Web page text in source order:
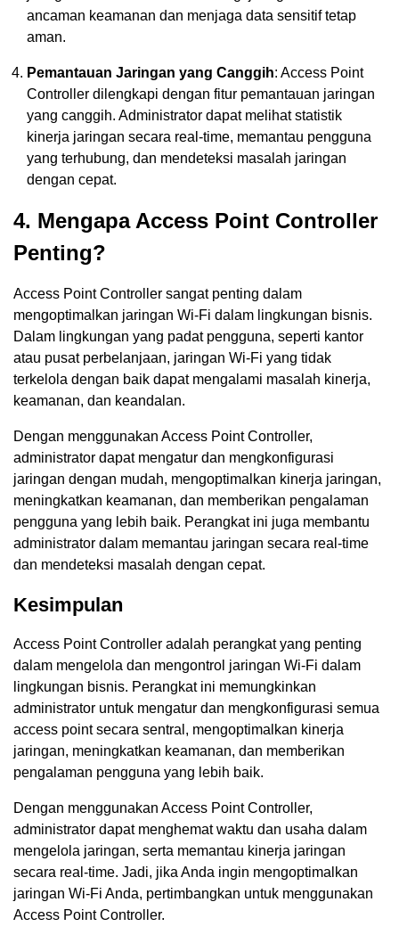
ancaman keamanan dan menjaga data sensitif tetap
aman.
Pemantauan Jaringan yang Canggih: Access Point
Controller dilengkapi dengan fitur pemantauan jaringan
yang canggih. Administrator dapat melihat statistik
kinerja jaringan secara real-time, memantau pengguna
yang terhubung, dan mendeteksi masalah jaringan
dengan cepat.
4. Mengapa Access Point Controller
Penting?
Access Point Controller sangat penting dalam
mengoptimalkan jaringan Wi-Fi dalam lingkungan bisnis.
Dalam lingkungan yang padat pengguna, seperti kantor
atau pusat perbelanjaan, jaringan Wi-Fi yang tidak
terkelola dengan baik dapat mengalami masalah kinerja,
keamanan, dan keandalan.
Dengan menggunakan Access Point Controller,
administrator dapat mengatur dan mengkonfigurasi
jaringan dengan mudah, mengoptimalkan kinerja jaringan,
meningkatkan keamanan, dan memberikan pengalaman
pengguna yang lebih baik. Perangkat ini juga membantu
administrator dalam memantau jaringan secara real-time
dan mendeteksi masalah dengan cepat.
Kesimpulan
Access Point Controller adalah perangkat yang penting
dalam mengelola dan mengontrol jaringan Wi-Fi dalam
lingkungan bisnis. Perangkat ini memungkinkan
administrator untuk mengatur dan mengkonfigurasi semua
access point secara sentral, mengoptimalkan kinerja
jaringan, meningkatkan keamanan, dan memberikan
pengalaman pengguna yang lebih baik.
Dengan menggunakan Access Point Controller,
administrator dapat menghemat waktu dan usaha dalam
mengelola jaringan, serta memantau kinerja jaringan
secara real-time. Jadi, jika Anda ingin mengoptimalkan
jaringan Wi-Fi Anda, pertimbangkan untuk menggunakan
Access Point Controller.